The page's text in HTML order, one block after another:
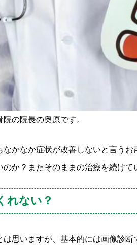
の院長の奥原です。
かなか症状が改善しないと言う
か？またそのままの治療を続け
れない？
思いますが、基本的には画像診断